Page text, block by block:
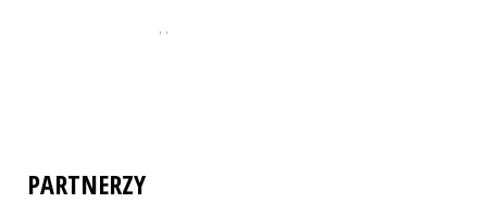
, ,
PARTNERZY